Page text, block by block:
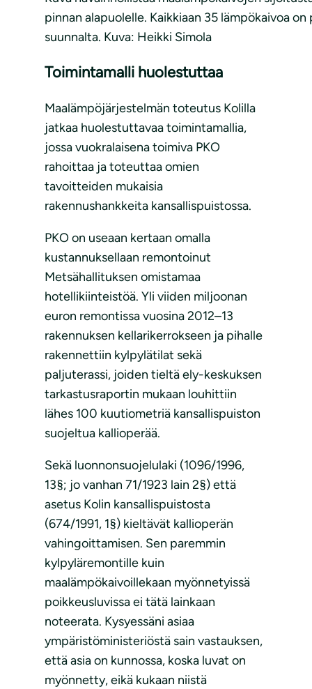
pinnan alapuolelle. Kaikkiaan 35 lämpökaivoa
suunnalta. Kuva: Heikki Simola
Toimintamalli huolestuttaa
Maalämpöjärjestelmän toteutus Kolilla
jatkaa huolestuttavaa toimintamallia,
jossa vuokralaisena toimiva PKO
rahoittaa ja toteuttaa omien
tavoitteiden mukaisia
rakennushankkeita kansallispuistossa.
PKO on useaan kertaan omalla
kustannuksellaan remontoinut
Metsähallituksen omistamaa
hotellikiinteistöä. Yli viiden miljoonan
euron remontissa vuosina 2012–13
rakennuksen kellarikerrokseen ja pihalle
rakennettiin kylpylätilat sekä
paljuterassi, joiden tieltä ely-keskuksen
tarkastusraportin mukaan louhittiin
lähes 100 kuutiometriä kansallispuiston
suojeltua kallioperää.
Sekä luonnonsuojelulaki (1096/1996,
13§; jo vanhan 71/1923 lain 2§) että
asetus Kolin kansallispuistosta
(674/1991, 1§) kieltävät kallioperän
vahingoittamisen. Sen paremmin
kylpyläremontille kuin
maalämpökaivoillekaan myönnetyissä
poikkeusluvissa ei tätä lainkaan
noteerata. Kysyessäni asiaa
ympäristöministeriöstä sain vastauksen,
että asia on kunnossa, koska luvat on
myönnetty, eikä kukaan niistä